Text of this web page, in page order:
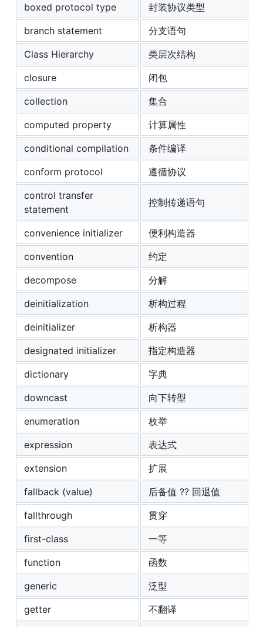
boxed protocol type
封装协议类型
branch statement
分支语句
Class Hierarchy
类层次结构
closure
闭包
collection
集合
computed property
计算属性
conditional compilation
条件编译
conform protocol
遵循协议
control transfer
statement
控制传递语句
convenience initializer
便利构造器
convention
约定
decompose
分解
deinitialization
析构过程
deinitializer
析构器
designated initializer
指定构造器
dictionary
字典
downcast
向下转型
enumeration
枚举
expression
表达式
extension
扩展
fallback (value)
后备值 ?? 回退值
fallthrough
贯穿
first-class
一等
function
函数
generic
泛型
getter
不翻译